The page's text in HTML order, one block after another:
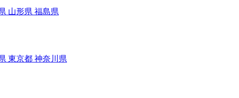
山形県 福島県
東京都 神奈川県